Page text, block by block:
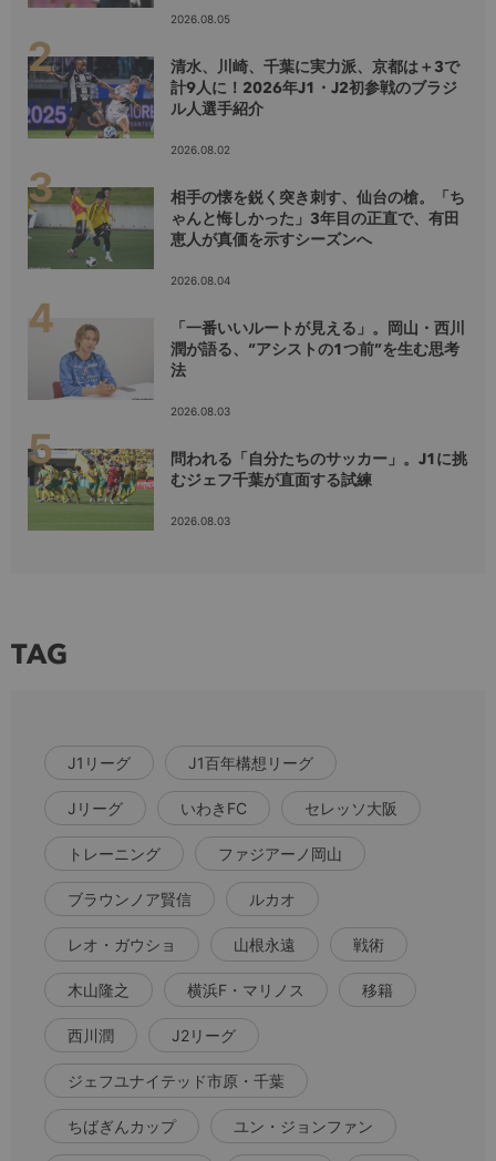
2026.08.05
清水、川崎、千葉に実力派、京都は＋3で
計9人に！2026年J1・J2初参戦のブラジ
ル人選手紹介
2026.08.02
相手の懐を鋭く突き刺す、仙台の槍。「ち
ゃんと悔しかった」3年目の正直で、有田
恵人が真価を示すシーズンへ
2026.08.04
「一番いいルートが見える」。岡山・西川
潤が語る、“アシストの1つ前”を生む思考
法
2026.08.03
問われる「自分たちのサッカー」。J1に挑
むジェフ千葉が直面する試練
2026.08.03
TAG
J1リーグ J1百年構想リーグ
Jリーグ いわきFC セレッソ大阪
トレーニング ファジアーノ岡山
ブラウンノア賢信 ルカオ
レオ・ガウショ 山根永遠 戦術
木山隆之 横浜F・マリノス 移籍
西川潤 J2リーグ
ジェフユナイテッド市原・千葉
ちばぎんカップ ユン・ジョンファン